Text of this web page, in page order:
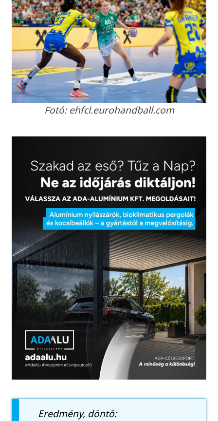
Fotó: ehfcl.eurohandball.com
Eredmény, döntő: